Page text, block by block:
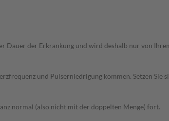
Dauer der Erkrankung und wird deshalb nur von
und Pulserniedrigung kommen. Setzen
normal (also nicht mit der doppelten Menge) fort.